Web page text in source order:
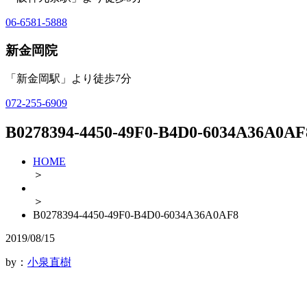
06-6581-5888
新金岡院
「新金岡駅」より徒歩7分
072-255-6909
B0278394-4450-49F0-B4D0-
HOME
＞
＞
B0278394-4450-49F0-B4D0-6034A36A0AF8
2019/08/15
by： 小泉直樹